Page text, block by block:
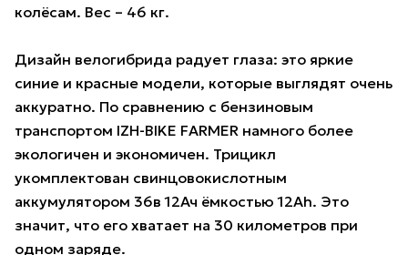
колёсам. Вес – 46 кг.
Дизайн велогибрида радует глаза: это яркие
синие и красные модели, которые выглядят очень
аккуратно. По сравнению с бензиновым
транспортом IZH-BIKE FARMER намного более
экологичен и экономичен. Трицикл
укомплектован свинцовокислотным
аккумулятором 36в 12Ач ёмкостью 12Ah. Это
значит, что его хватает на 30 километров при
одном заряде.